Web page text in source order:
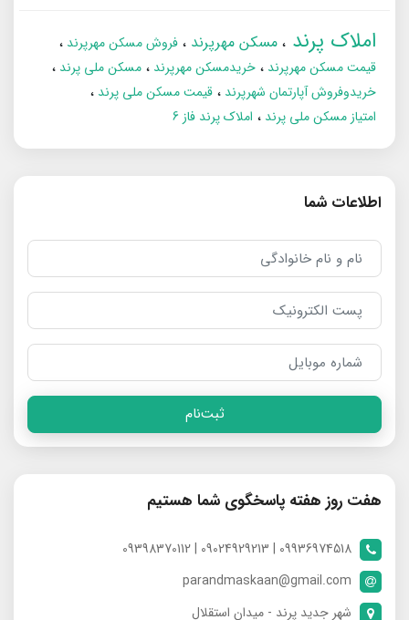
املاک پرند مسکن مهرپرند
فروش مسکن مهرپرند
قیمت مسکن مهرپرند
خریدمسکن مهرپرند
مسکن ملی پرند
خریدوفروش آپارتمان شهرپرند
قیمت مسکن ملی پرند
امتیاز مسکن ملی پرند
املاک پرند فاز 6
اطلاعات شما
ثبت‌نام
هفت روز هفته پاسخگوی شما هستیم
09936974518 | 09024929213 | 09398370112
parandmaskaan@gmail.com
شهر جدید پرند - میدان استقلال